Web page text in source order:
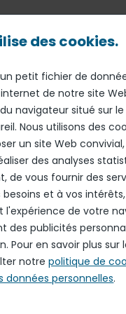
et
Paris – ISIN : FR
de la restauration et des
du changement
proposé par Philippe
général, et acté par
générale mixte du 11
des cookies.
petit fichier de
de notre site
navigateur situé sur
Nous utilisons des
un site Web
des analyses
de vous fournir des
et à vos
l'expérience de votre
des publicités
Pour en savoir plus sur
notrepolitique de
données personnelles.